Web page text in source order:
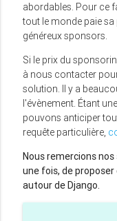
abordables. Pour ce
tout le monde paie
généreux sponsors.
Si le prix du
à nous contacter
solution. Il y a
l'évènement. Étant
pouvons anticiper
requête particulière,
Nous remercions
une fois, de
autour de Django.